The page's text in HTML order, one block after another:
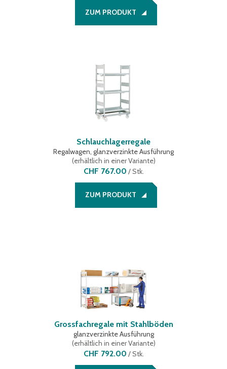
ZUM PRODUKT
Schlauchlagerregale
Regalwagen, glanzverzinkte Ausführung
(erhältlich in einer Variante)
CHF 767.00 /Stk.
ZUM PRODUKT
Grossfachregale mit Stahlböden
glanzverzinkte Ausführung
(erhältlich in einer Variante)
CHF 792.00 /Stk.